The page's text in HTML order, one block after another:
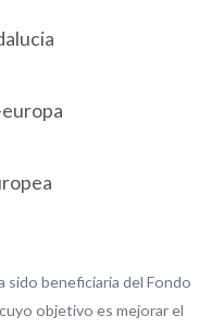
sido beneficiaria del Fondo
objetivo es mejorar el